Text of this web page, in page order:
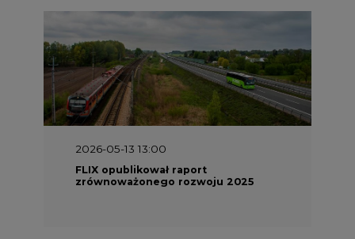
2026-05-13 13:00
FLIX opublikował raport
zrównoważonego rozwoju 2025